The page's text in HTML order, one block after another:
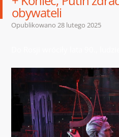
obywateli
Opublikowano 28 lutego 2025